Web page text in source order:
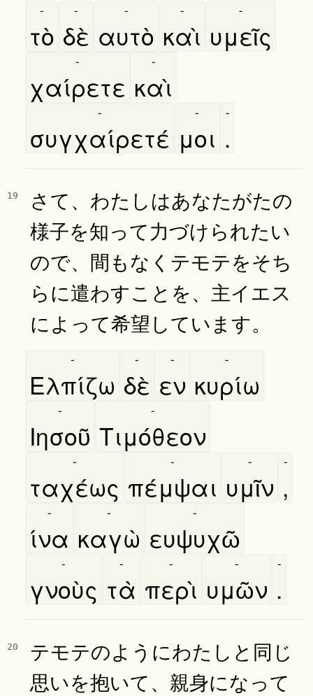
τὸ
-
δὲ
-
αυτὸ
-
καὶ
-
υμεῖς
-
χαίρετε
-
καὶ
-
συγχαίρετέ
-
μοι
-
.
-
19
さて、わたしはあなたがたの
様子を知って力づけられたい
ので、間もなくテモテをそち
らに遣わすことを、主イエス
によって希望しています。
Ελπίζω
-
δὲ
-
εν
-
κυρίω
-
Ιησοῦ
-
Τιμόθεον
-
ταχέως
-
πέμψαι
-
υμῖν
-
,
-
ίνα
-
καγὼ
-
ευψυχῶ
-
γνοὺς
-
τὰ
-
περὶ
-
υμῶν
-
.
-
20
テモテのようにわたしと同じ
思いを抱いて、親身になって